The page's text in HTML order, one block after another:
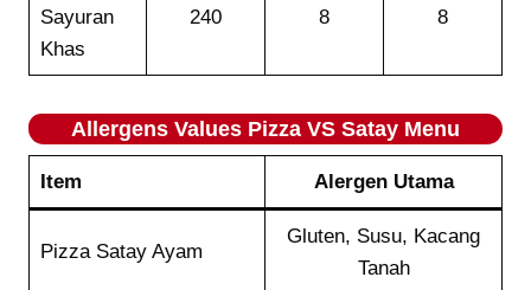
Sayuran
Khas
240 8 8
Allergens Values Pizza VS Satay Menu
Item Alergen Utama
Pizza Satay Ayam
Gluten, Susu, Kacang
Tanah